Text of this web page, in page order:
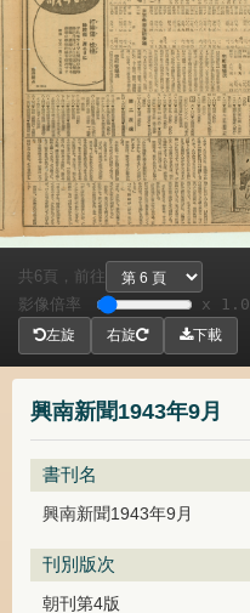
興南新聞1943年9月
書刊名
興南新聞1943年9月
刊別版次
朝刊第4版
共 6頁，
前往
影像倍率
x 1.0
左旋 右旋 下載